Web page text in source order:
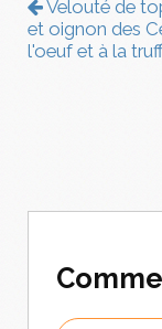
Velouté de
et oignon des
l'oeuf et à la